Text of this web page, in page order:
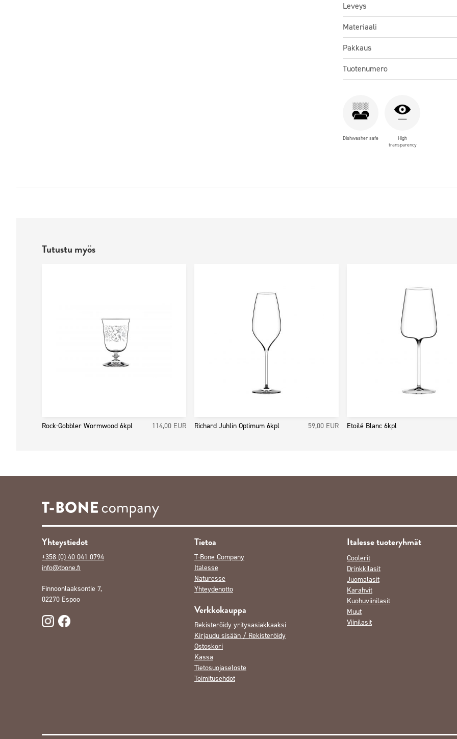
Leveys
Materiaali
Pakkaus
Tuotenumero
Dishwasher safe
High
transparency
Tutustu myös
Rock-Gobbler Wormwood 6kpl 114,00 EUR Richard Juhlin Optimum 6kpl 59,00 EUR Etoilé Blanc 6kpl
Yhteystiedot
+358 (0) 40 041 0794
info@tbone.fi
Finnoonlaaksontie 7,
02270 Espoo
Tietoa
T-Bone Company
Italesse
Naturesse
Yhteydenotto
Verkkokauppa
Rekisteröidy yritysasiakkaaksi
Kirjaudu sisään / Rekisteröidy
Ostoskori
Kassa
Tietosuojaseloste
Toimitusehdot
Italesse tuoteryhmät
Coolerit
Drinkkilasit
Juomalasit
Karahvit
Kuohuviinilasit
Muut
Viinilasit